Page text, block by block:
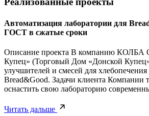
Автоматизация лаборатории для
ГОСТ в сжатые сроки
Описание проекта В компанию КОЛБА
Купец» (Торговый Дом «Донской
улучшителей и смесей для
Bread&Good. Задачи клиента Компании
оснастить свою лабораторию
Читать дальше